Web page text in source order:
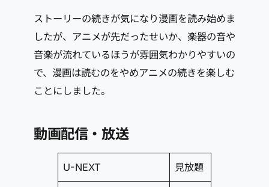
ストーリーの続きが気になり漫画を読み始めま
したが、アニメが先だったせいか、楽器の音や
音楽が流れているほうが雰囲気わかりやすいの
で、漫画は読むのをやめアニメの続きを楽しむ
ことにしました。
動画配信・放送
U-NEXT 見放題